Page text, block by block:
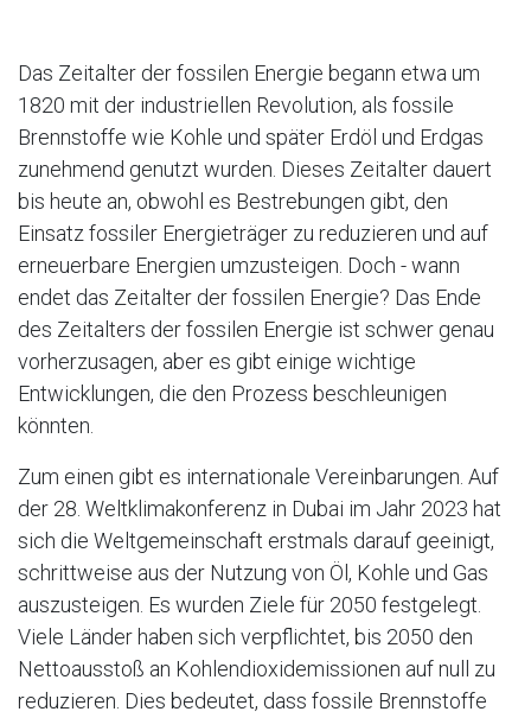
Das Zeitalter der fossilen Energie begann etwa um
1820 mit der industriellen Revolution, als fossile
Brennstoffe wie Kohle und später Erdöl und Erdgas
zunehmend genutzt wurden. Dieses Zeitalter dauert
bis heute an, obwohl es Bestrebungen gibt, den
Einsatz fossiler Energieträger zu reduzieren und auf
erneuerbare Energien umzusteigen. Doch - wann
endet das Zeitalter der fossilen Energie? Das Ende
des Zeitalters der fossilen Energie ist schwer genau
vorherzusagen, aber es gibt einige wichtige
Entwicklungen, die den Prozess beschleunigen
könnten.
Zum einen gibt es internationale Vereinbarungen. Auf
der 28. Weltklimakonferenz in Dubai im Jahr 2023 hat
sich die Weltgemeinschaft erstmals darauf geeinigt,
schrittweise aus der Nutzung von Öl, Kohle und Gas
auszusteigen. Es wurden Ziele für 2050 festgelegt.
Viele Länder haben sich verpflichtet, bis 2050 den
Nettoausstoß an Kohlendioxidemissionen auf null zu
reduzieren. Dies bedeutet, dass fossile Brennstoffe